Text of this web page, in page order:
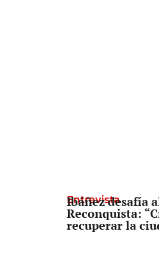
Entrevista
Ibáñez desafía
Reconquista:
recuperar la